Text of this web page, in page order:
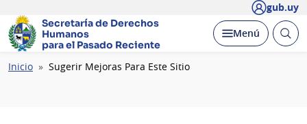
gub.uy
Secretaría de Derechos
Humanos
para el Pasado Reciente
Desplegar
Menú Abrir
Ruta
Inicio Sugerir Mejoras Para Este Sitio